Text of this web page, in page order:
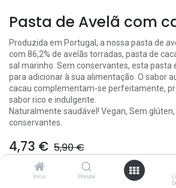
Início Procurar
Pasta de Avelã com
Produzida em Portugal, a nossa pasta de
com 86,2% de avelãs torradas, pasta de
sal marinho. Sem conservantes, esta pasta
para adicionar à sua alimentação. O sabor
cacau complementam-se perfeitamente,
sabor rico e indulgente.
Naturalmente saudável! Vegan, Sem
conservantes.
4,73 € 5,90€